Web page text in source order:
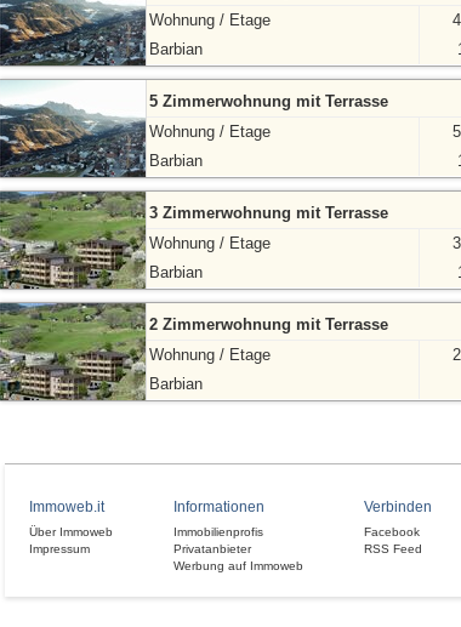
Wohnung / Etage
Barbian
5 Zimmerwohnung mit Terrasse
Wohnung / Etage
Barbian
3 Zimmerwohnung mit Terrasse
Wohnung / Etage
Barbian
2 Zimmerwohnung mit Terrasse
Wohnung / Etage
Barbian
Immoweb.it
Über Immoweb
Impressum
Informationen
Immobilienprofis
Privatanbieter
Werbung auf Immoweb
Verbinden
Facebook
RSS Feed